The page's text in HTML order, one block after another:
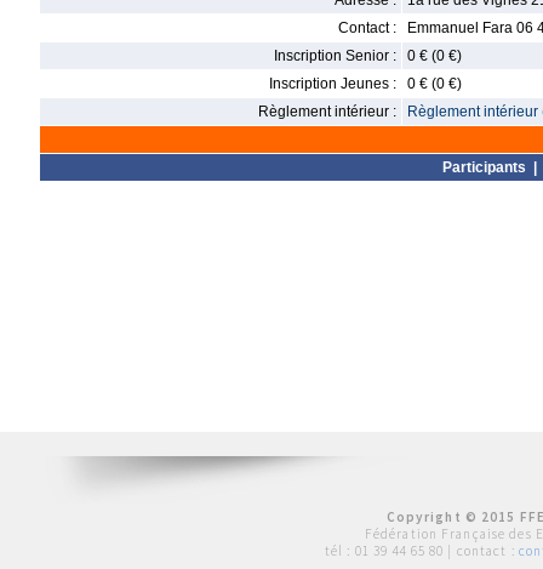
Contact :
Emmanuel Fara 06
Inscription Senior :
0 € (0 €)
Inscription Jeunes :
0 € (0 €)
Règlement intérieur :
Règlement intérieur
Participants
Copyright © 2015
Fédération Française des
tél : 01 39 44 65 80 | contact :